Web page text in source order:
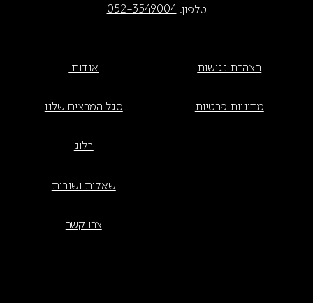
טלפון.052-3549004
הצהרת נגישות
מדיניות פרטיות
אודות
סגל המרצים שלנו
בלוג
שאלות ושובות
צרו קשר